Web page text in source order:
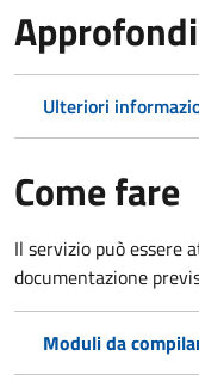
Ulteriori
Come fare
Il servizio può essere
documentazione
Moduli da